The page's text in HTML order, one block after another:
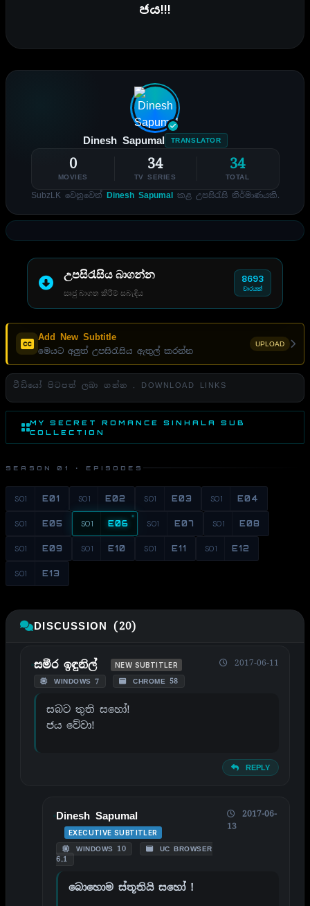
ජය!!!
Dinesh Sapumal TRANSLATOR
0
MOVIES
34
TV SERIES
34
TOTAL
SubzLK වෙනුවෙන් Dinesh Sapumalකළ උපසිරැසි නිර්මාණයකි.
උපසිරැසිය බාගන්න
සෘජු බාගත කිරීම් සබැඳිය
8693
වාරයක්
Add New Subtitle
මෙයට අලුත් උපසිරැසිය ඇතුල් කරන්න
UPLOAD
වීඩියෝ පිටපත් ලබා ගන්න . DOWNLOAD LINKS
MY SECRET ROMANCE SINHALA SUB
COLLECTION
SEASON 01 · EPISODES
S01 E01 S01 E02 S01 E03 S01 E04
S01 E05 S01 E06 S01 E07 S01 E08
S01 E09 S01 E10 S01 E11 S01 E12
S01 E13
DISCUSSION (20)
සමීර ඉඳුනිල් NEW SUBTITLER
WINDOWS 7 CHROME 58
2017-06-11
සබට තුති සහෝ!
ජය වේවා!
REPLY
Dinesh Sapumal
EXECUTIVE SUBTITLER
WINDOWS 10
UC BROWSER
6.1
2017-06-
13
බොහොම ස්තූතියි සහෝ !